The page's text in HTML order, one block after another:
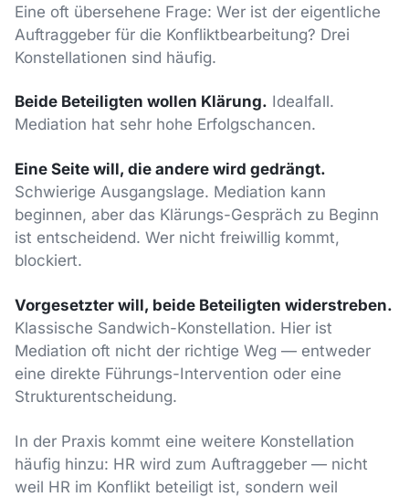
Eine oft übersehene Frage: Wer ist der eigentliche
Auftraggeber für die Konfliktbearbeitung? Drei
Konstellationen sind häufig.
Beide Beteiligten wollen Klärung. Idealfall.
Mediation hat sehr hohe Erfolgschancen.
Eine Seite will, die andere wird gedrängt.
Schwierige Ausgangslage. Mediation kann
beginnen, aber das Klärungs-Gespräch zu Beginn
ist entscheidend. Wer nicht freiwillig kommt,
blockiert.
Vorgesetzter will, beide Beteiligten widerstreben.
Klassische Sandwich-Konstellation. Hier ist
Mediation oft nicht der richtige Weg — entweder
eine direkte Führungs-Intervention oder eine
Strukturentscheidung.
In der Praxis kommt eine weitere Konstellation
häufig hinzu: HR wird zum Auftraggeber — nicht
weil HR im Konflikt beteiligt ist, sondern weil